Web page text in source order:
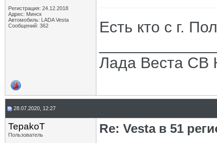
Регистрация: 24.12.2018
Адрес: Минск
Автомобиль: LADA Vesta
Сообщений: 362
Есть кто с г.
Лада Веста СВ
28.07.2020, 12:27
TepakoT
Пользователь
Re: Vesta в 51